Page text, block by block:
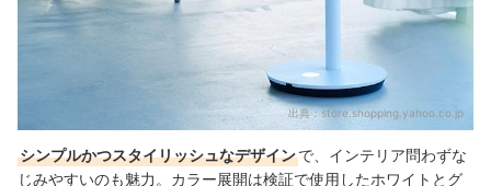
出典：store.shopping.yahoo.co.jp
シンプルかつスタイリッシュなデザインで、インテリア問わずな
じみやすいのも魅力。カラー展開は検証で使用したホワイトとグ